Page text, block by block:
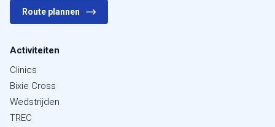
Route plannen
Activiteiten
Clinics
Bixie Cross
Wedstrijden
TREC